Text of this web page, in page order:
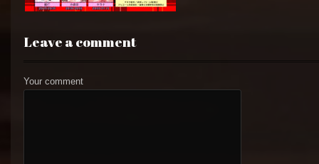
Leave a comment
Your comment